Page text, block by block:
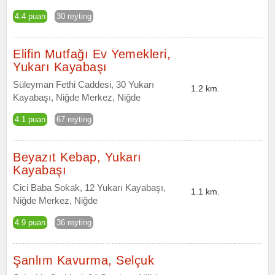
4.4 puan 30 reyting
Elifin Mutfağı Ev Yemekleri,
Yukarı Kayabaşı
Süleyman Fethi Caddesi, 30 Yukarı
Kayabaşı, Niğde Merkez, Niğde
4.1 puan 67 reyting
1.2 km.
Beyazıt Kebap, Yukarı
Kayabaşı
Cici Baba Sokak, 12 Yukarı Kayabaşı,
Niğde Merkez, Niğde
4.9 puan 36 reyting
1.1 km.
Şanlım Kavurma, Selçuk